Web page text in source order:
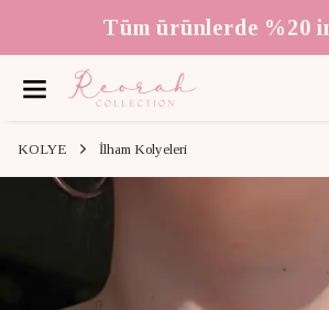
Tüm ürünlerde %20
KOLYE İlham Kolyeleri